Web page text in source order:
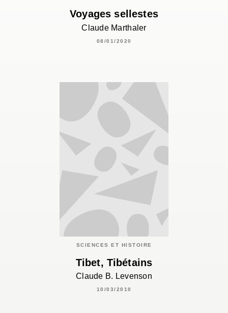
Voyages sellestes
Claude Marthaler
08/01/2020
SCIENCES ET HISTOIRE
Tibet, Tibétains
Claude B. Levenson
10/03/2010